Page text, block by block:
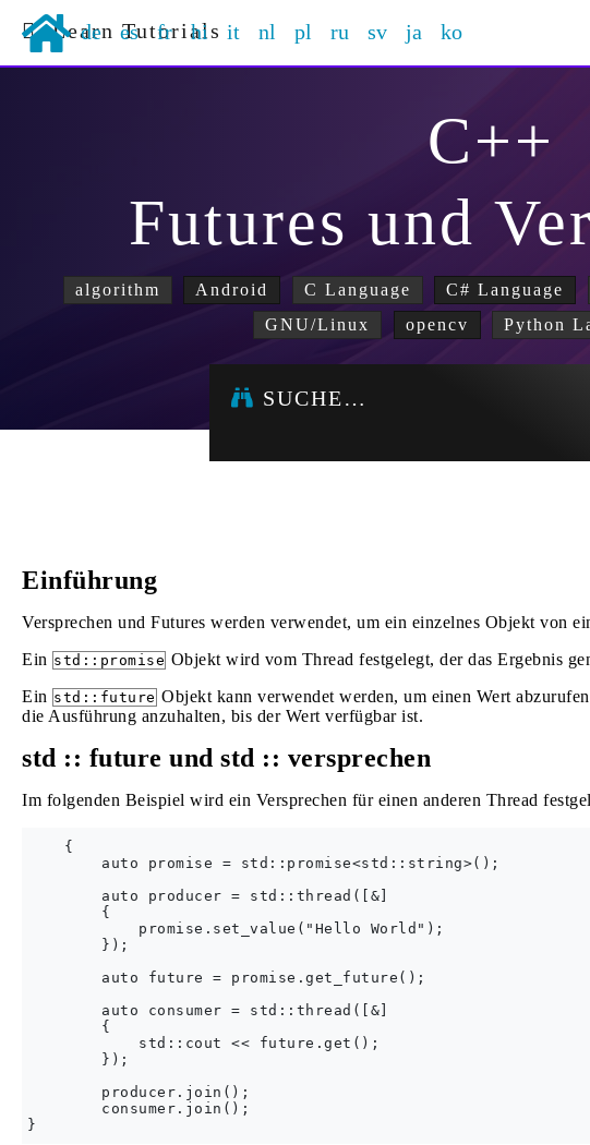
Learn Tutorials
de es fr hi it nl pl ru sv ja ko
C++
Futures und
algorithm Android C Language C# Language
GNU/Linux
opencv Python
SUCHE…
Einführung
Versprechen und Futures werden verwendet, um ein einzelnes Objekt von
Ein std::promise Objekt wird vom Thread festgelegt, der das Ergebnis
Ein std::future Objekt kann verwendet werden, um einen Wert
die Ausführung anzuhalten, bis der Wert verfügbar ist.
std :: future und std :: versprechen
Im folgenden Beispiel wird ein Versprechen für einen anderen Thread
    {
        auto promise = std::promise<std::string>();
        auto producer = std::thread([&]
        {
            promise.set_value("Hello World");
        });
        auto future = promise.get_future();
        auto consumer = std::thread([&]
        {
            std::cout << future.get();
        });
        producer.join();
        consumer.join();